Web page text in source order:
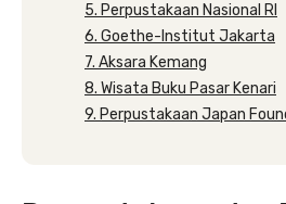
5. Perpustakaan Nasional RI
6. Goethe-Institut Jakarta
7. Aksara Kemang
8. Wisata Buku Pasar Kenari
9. Perpustakaan Japan